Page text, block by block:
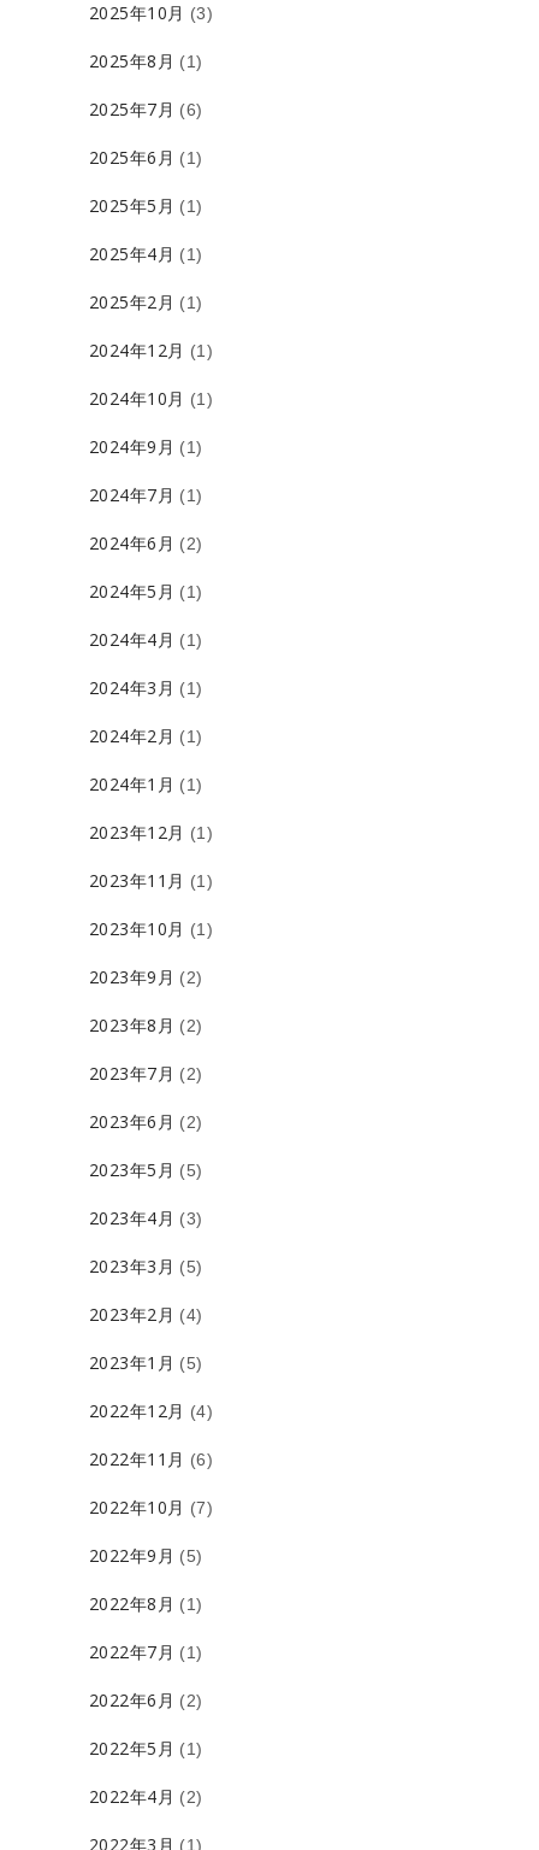
2025年10月 (3)
2025年8月 (1)
2025年7月 (6)
2025年6月 (1)
2025年5月 (1)
2025年4月 (1)
2025年2月 (1)
2024年12月 (1)
2024年10月 (1)
2024年9月 (1)
2024年7月 (1)
2024年6月 (2)
2024年5月 (1)
2024年4月 (1)
2024年3月 (1)
2024年2月 (1)
2024年1月 (1)
2023年12月 (1)
2023年11月 (1)
2023年10月 (1)
2023年9月 (2)
2023年8月 (2)
2023年7月 (2)
2023年6月 (2)
2023年5月 (5)
2023年4月 (3)
2023年3月 (5)
2023年2月 (4)
2023年1月 (5)
2022年12月 (4)
2022年11月 (6)
2022年10月 (7)
2022年9月 (5)
2022年8月 (1)
2022年7月 (1)
2022年6月 (2)
2022年5月 (1)
2022年4月 (2)
2022年3月 (1)